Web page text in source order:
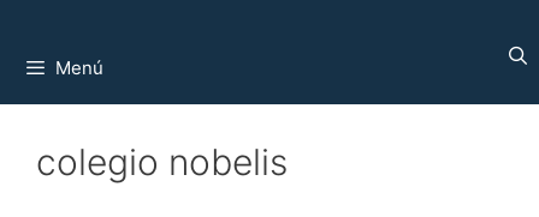
Menú
colegio nobelis